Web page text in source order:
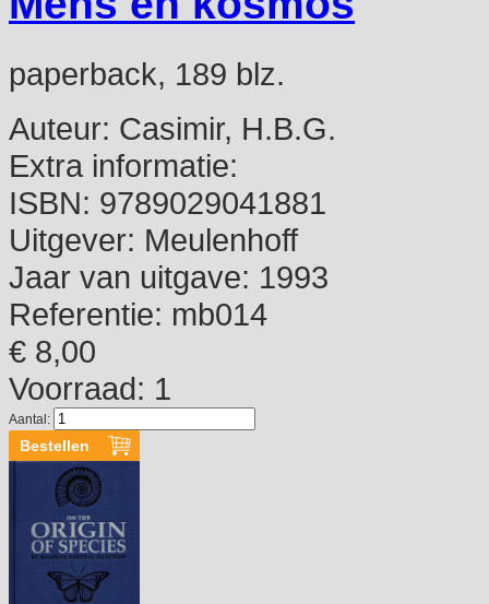
paperback, 189 blz.
Auteur: Casimir, H.B.G.
Extra informatie:
ISBN: 9789029041881
Uitgever: Meulenhoff
Jaar van uitgave: 1993
Referentie: mb014
€ 8,00
Voorraad: 1
Aantal: